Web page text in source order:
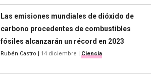
Las emisiones mundiales de dióxido de
carbono procedentes de combustibles
fósiles alcanzarán un récord en 2023
Rubén Castro 14 diciembre Ciencia